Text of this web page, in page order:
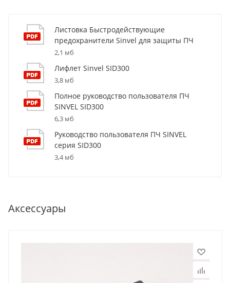
Листовка Быстродействующие
предохранители Sinvel для защиты ПЧ
2,1 мб
Лифлет Sinvel SID300
3,8 мб
Полное руководство пользователя ПЧ
SINVEL SID300
6,3 мб
Руководство пользователя ПЧ SINVEL
серия SID300
3,4 мб
Аксессуары